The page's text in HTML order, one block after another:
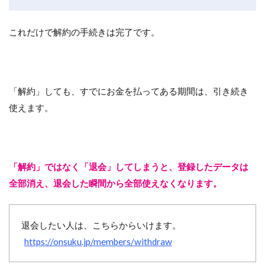
これだけで解約の手続きは完了です。
「解約」しても、すでにお金を払ってある期間は、引き続き
使えます。
「解約」ではなく「退会」してしまうと、登録したデータは
全部消え、退会した瞬間から全部使えなくなります。
退会したい人は、こちらからいけます。
https://onsuku.jp/members/withdraw